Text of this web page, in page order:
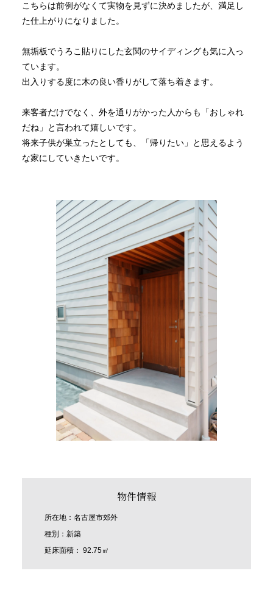
こちらは前例がなくて実物を見ずに決めましたが、満足し
た仕上がりになりました。
無垢板でうろこ貼りにした玄関のサイディングも気に入っ
ています。
出入りする度に木の良い香りがして落ち着きます。
来客者だけでなく、外を通りがかった人からも「おしゃれ
だね」と言われて嬉しいです。
将来子供が巣立ったとしても、「帰りたい」と思えるよう
な家にしていきたいです。
物件情報
所在地：名古屋市郊外
種別：新築
延床面積： 92.75㎡